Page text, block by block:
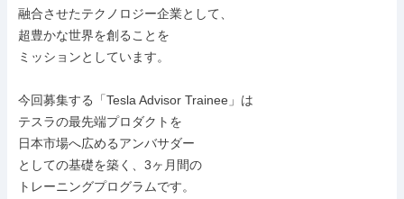
融合させたテクノロジー企業として、
超豊かな世界を創ることを
ミッションとしています。
今回募集する「Tesla Advisor Trainee」は
テスラの最先端プロダクトを
日本市場へ広めるアンバサダー
としての基礎を築く、3ヶ月間の
トレーニングプログラムです。